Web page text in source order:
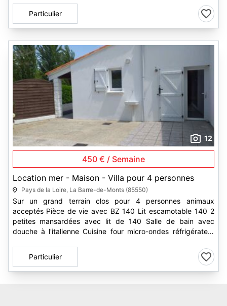
Particulier
12
450 € / Semaine
Location mer - Maison - Villa pour 4 personnes
Pays de la Loire, La Barre-de-Monts (85550)
Sur un grand terrain clos pour 4 personnes animaux
acceptés Pièce de vie avec BZ 140 Lit escamotable 140 2
petites mansardées avec lit de 140 Salle de bain avec
douche à l'italienne Cuisine four micro-ondes réfrigérateur
Particulier